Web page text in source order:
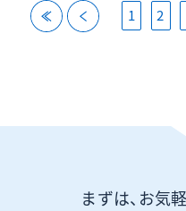
back back1 2
まずは、お気